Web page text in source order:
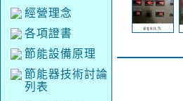
經營理念
各項證書
節能設備原理
節能器技術討論
列表